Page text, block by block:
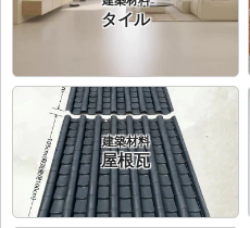
タイル
建築材料
屋根瓦